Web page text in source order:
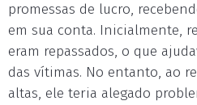
promessas de lucro,
em sua conta. Inicialmente,
eram repassados, o que
das vítimas. No entanto, ao
altas, ele teria alegado